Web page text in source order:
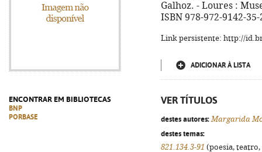
ENCONTRAR EM BIBLIOTECAS
BNP
PORBASE
Galhoz. - Loures :
ISBN 978-972-9142-35-
Link persistente: http://
ADICIONAR À LISTA
VER TÍTULOS
destes autores: Margarida
destes temas:
821.134.3-91 (poesia,